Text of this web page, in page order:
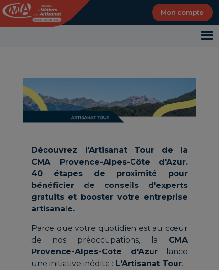
Mon compte
Découvrez l'Artisanat Tour de la
CMA Provence-Alpes-Côte d'Azur.
40 étapes de proximité pour
bénéficier de conseils d'experts
gratuits et booster votre entreprise
artisanale.
Parce que votre quotidien est au cœur
de nos préoccupations, la CMA
Provence-Alpes-Côte d'Azurlance
une initiative inédite : L'Artisanat Tour.
Panneau de gestion des cookies